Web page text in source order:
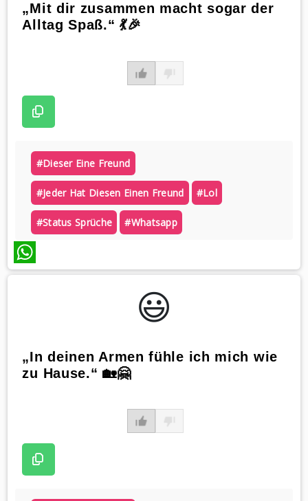
„Mit dir zusammen macht sogar der
Alltag Spaß.“ 💃🎉
#dieser Eine Freund
#jeder Hat Diesen Einen Freund #lol
#status Sprüche #whatsapp
WhatsApp
😃️
„In deinen Armen fühle ich mich wie
zu Hause.“ 🏡🤗